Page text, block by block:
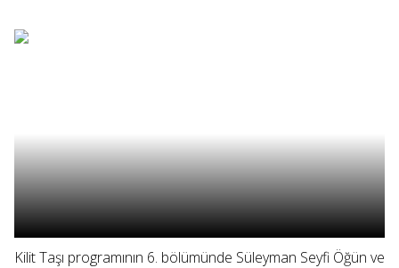
Kilit Taşı programının 6. bölümünde Süleyman Seyfi Öğün ve